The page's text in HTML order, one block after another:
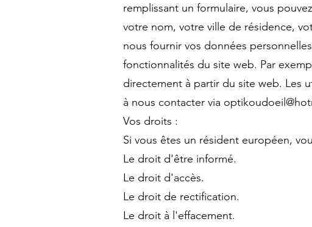
remplissant un formulaire, vous
votre nom, votre ville de résidence,
nous fournir vos données
fonctionnalités du site web. Par
directement à partir du site web. Les
à nous contacter via
Vos droits :
Si vous êtes un résident européen,
Le droit d'être informé.
Le droit d'accès.
Le droit de rectification.
Le droit à l'effacement.